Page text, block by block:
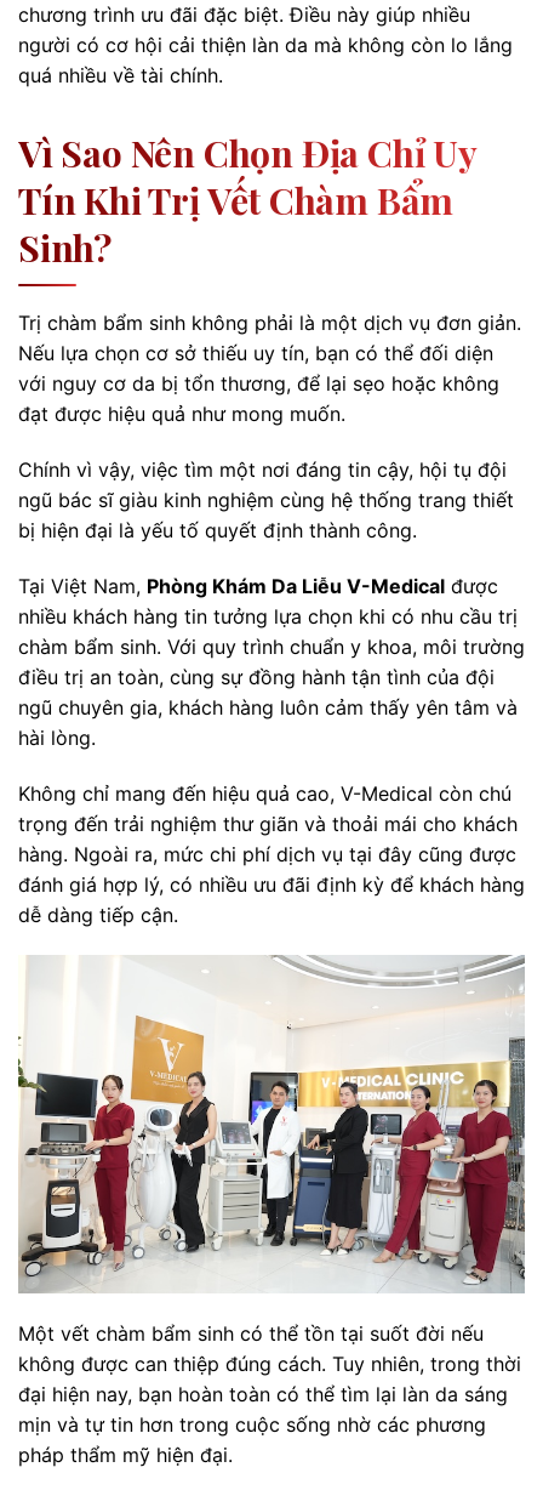
chương trình ưu đãi đặc biệt. Điều này giúp nhiều
người có cơ hội cải thiện làn da mà không còn lo lắng
quá nhiều về tài chính.
Vì Sao Nên Chọn Địa Chỉ Uy
Tín Khi Trị Vết Chàm Bẩm
Sinh?
Trị chàm bẩm sinh không phải là một dịch vụ đơn giản.
Nếu lựa chọn cơ sở thiếu uy tín, bạn có thể đối diện
với nguy cơ da bị tổn thương, để lại sẹo hoặc không
đạt được hiệu quả như mong muốn.
Chính vì vậy, việc tìm một nơi đáng tin cậy, hội tụ đội
ngũ bác sĩ giàu kinh nghiệm cùng hệ thống trang thiết
bị hiện đại là yếu tố quyết định thành công.
Tại Việt Nam, Phòng Khám Da Liễu V-Medical được
nhiều khách hàng tin tưởng lựa chọn khi có nhu cầu trị
chàm bẩm sinh. Với quy trình chuẩn y khoa, môi trường
điều trị an toàn, cùng sự đồng hành tận tình của đội
ngũ chuyên gia, khách hàng luôn cảm thấy yên tâm và
hài lòng.
Không chỉ mang đến hiệu quả cao, V-Medical còn chú
trọng đến trải nghiệm thư giãn và thoải mái cho khách
hàng. Ngoài ra, mức chi phí dịch vụ tại đây cũng được
đánh giá hợp lý, có nhiều ưu đãi định kỳ để khách hàng
dễ dàng tiếp cận.
Một vết chàm bẩm sinh có thể tồn tại suốt đời nếu
không được can thiệp đúng cách. Tuy nhiên, trong thời
đại hiện nay, bạn hoàn toàn có thể tìm lại làn da sáng
mịn và tự tin hơn trong cuộc sống nhờ các phương
pháp thẩm mỹ hiện đại.